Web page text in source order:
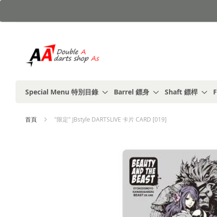
到
Special Menu 特別目錄
Barrel 鏢身 Shaft 鏢桿
首頁 "限定" JBstyle DARTSLIVE 卡片 CARD [019]